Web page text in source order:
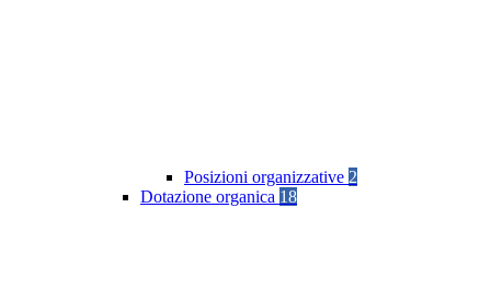
Posizioni organizzative 2
Dotazione organica 18